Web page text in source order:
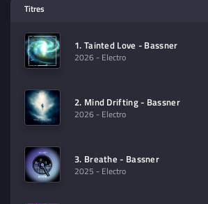
contenu à lire (audio/video)
Titres
1. Tainted Love - Bassner
2026 - Electro
2. Mind Drifting - Bassner
2026 - Electro
3. Breathe - Bassner
2025 - Electro